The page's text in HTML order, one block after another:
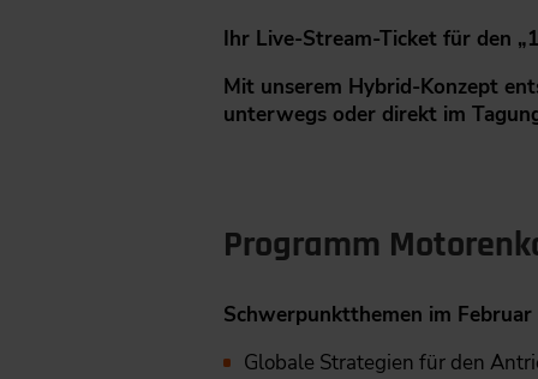
Ihr Live-Stream-Ticket für den
Mit unserem Hybrid-Konzept
unterwegs oder direkt im
Programm
Schwerpunktthemen im Februar
Globale Strategien für den